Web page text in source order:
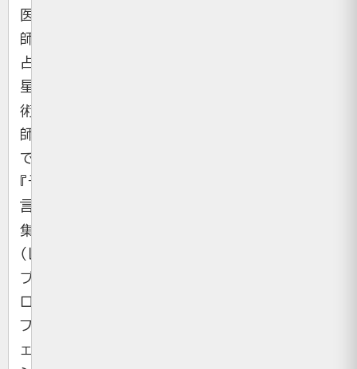
医
師・
占
星
術
師
で、
『予
言
集』
（レ・
プ
ロ
フ
ェ